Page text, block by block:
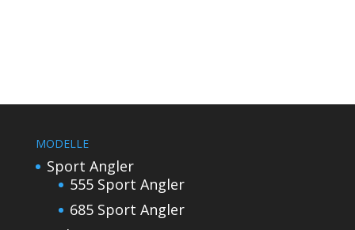
MODELLE
Sport Angler
555 Sport Angler
685 Sport Angler